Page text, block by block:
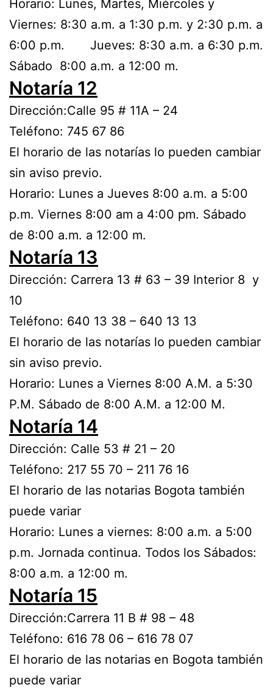
Horario: Lunes, Martes, Miércoles y
Viernes: 8:30 a.m. a 1:30 p.m. y 2:30 p.m. a
6:00 p.m. Jueves: 8:30 a.m. a 6:30 p.m.
Sábado 8:00 a.m. a 12:00 m.
Notaría 12
Dirección:Calle 95 # 11A – 24
Teléfono: 745 67 86
El horario de las notarías lo pueden cambiar
sin aviso previo.
Horario: Lunes a Jueves 8:00 a.m. a 5:00
p.m. Viernes 8:00 am a 4:00 pm. Sábado
de 8:00 a.m. a 12:00 m.
Notaría 13
Dirección: Carrera 13 # 63 – 39 Interior 8 y
10
Teléfono: 640 13 38 – 640 13 13
El horario de las notarías lo pueden cambiar
sin aviso previo.
Horario: Lunes a Viernes 8:00 A.M. a 5:30
P.M. Sábado de 8:00 A.M. a 12:00 M.
Notaría 14
Dirección: Calle 53 # 21 – 20
Teléfono: 217 55 70 – 211 76 16
El horario de las notarias Bogota también
puede variar
Horario: Lunes a viernes: 8:00 a.m. a 5:00
p.m. Jornada continua. Todos los Sábados:
8:00 a.m. a 12:00 m.
Notaría 15
Dirección:Carrera 11 B # 98 – 48
Teléfono: 616 78 06 – 616 78 07
El horario de las notarias en Bogota también
puede variar